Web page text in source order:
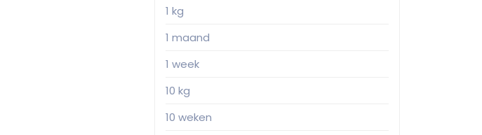
1 kg
1 maand
1 week
10 kg
10 weken